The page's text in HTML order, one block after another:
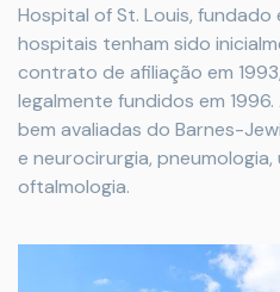
Hospital of St. Louis, fundado
hospitais tenham sido
contrato de afiliação em
legalmente fundidos em
bem avaliadas do Barnes-
e neurocirurgia,
oftalmologia.